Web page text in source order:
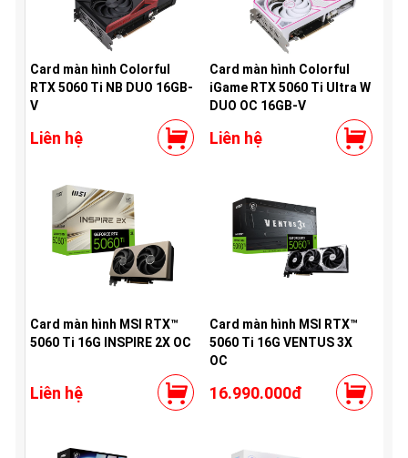
Card màn hình Colorful
RTX 5060 Ti NB DUO 16GB-
V
Liên hệ
Card màn hình Colorful
iGame RTX 5060 Ti Ultra W
DUO OC 16GB-V
Liên hệ
Card màn hình MSI RTX™
5060 Ti 16G INSPIRE 2X OC
Liên hệ
Card màn hình MSI RTX™
5060 Ti 16G VENTUS 3X
OC
16.990.000đ